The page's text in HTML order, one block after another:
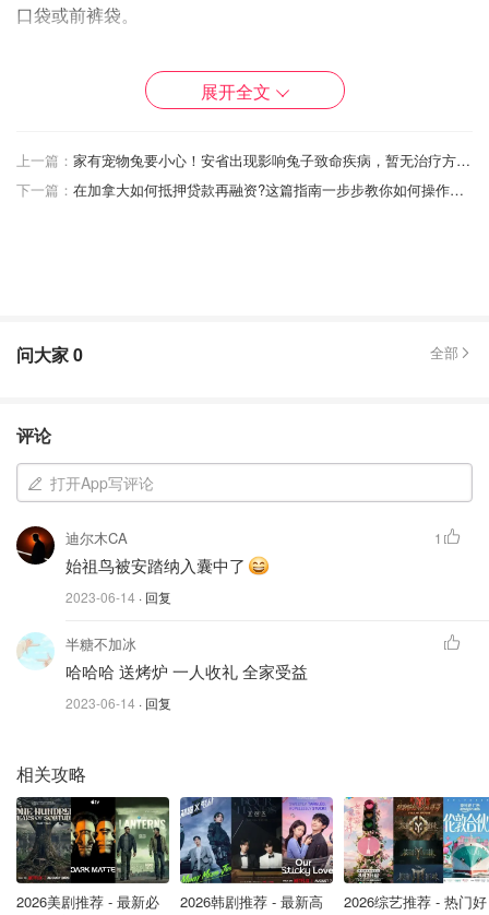
口袋或前裤袋。
的人，还可以添加一张追踪卡。
Ekster Parliament钱包
ekster.com
购买
3.Fitbit健身手环
在今年实现的健康目标，健身追踪器可以让他保持在正轨
上。在测试了每一款 Fitbit 型号后，确定这款中档型号是“收
集健康数据的最佳选择，同时舒适、易于使用（无按钮）并
展开全文
上一篇：
家有宠物兔要小心！安省出现影响兔子致命疾病，暂无治疗方法！人类接触后可传播，家兔和野兔都能感染！
下一篇：
在加拿大如何抵押贷款再融资?这篇指南一步步教你如何操作，按揭再融资金额计算，常见问题解答1
问大家0 全部
评论
打开App写评论
迪尔木CA
始祖鸟被安踏纳入囊中了
2023-06-14 · 回复
1
半糖不加冰
哈哈哈 送烤炉 一人收礼 全家受益
2023-06-14 · 回复
相关攻略
2026美剧推荐 - 最新必
2026韩剧推荐 - 最新高
2026综艺推荐 - 热门好